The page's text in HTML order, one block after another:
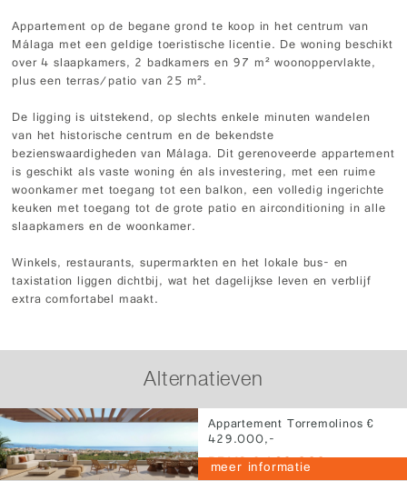
Appartement op de begane grond te koop in het centrum van
Málaga met een geldige toeristische licentie. De woning beschikt
over 4 slaapkamers, 2 badkamers en 97 m² woonoppervlakte,
plus een terras/patio van 25 m².
De ligging is uitstekend, op slechts enkele minuten wandelen
van het historische centrum en de bekendste
bezienswaardigheden van Málaga. Dit gerenoveerde appartement
is geschikt als vaste woning én als investering, met een ruime
woonkamer met toegang tot een balkon, een volledig ingerichte
keuken met toegang tot de grote patio en airconditioning in alle
slaapkamers en de woonkamer.
Winkels, restaurants, supermarkten en het lokale bus- en
taxistation liggen dichtbij, wat het dagelijkse leven en verblijf
extra comfortabel maakt.
Alternatieven
Appartement Torremolinos €
429.000,-
PRIJS € 429.000,-
meer informatie